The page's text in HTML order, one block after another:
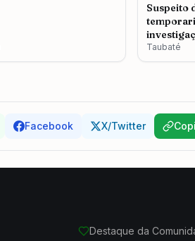
Suspeito
Taubaté
Taubaté
Facebook X/Twitter
Destaque da